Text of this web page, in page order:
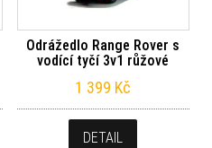
Odrážedlo Range Rover s
vodící tyčí 3v1 růžové
1 399 Kč
DETAIL